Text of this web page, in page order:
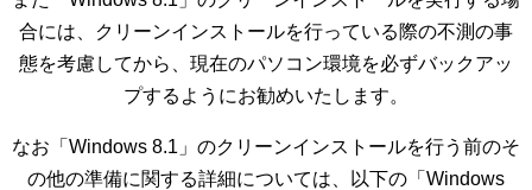
合には、クリーンインストールを行っている際の不測の事
態を考慮してから、現在のパソコン環境を必ずバックアッ
プするようにお勧めいたします。
なお「Windows 8.1」のクリーンインストールを行う前のそ
の他の準備に関する詳細については、以下の「Windows